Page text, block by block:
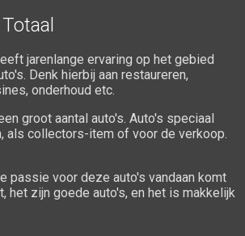
jarenlange ervaring op het gebied
Denk hierbij aan restaureren,
onderhoud etc.
groot aantal auto's. Auto's speciaal
als collectors-item of voor de verkoop.
passie voor deze auto's vandaan komt
het zijn goede auto's, en het is makkelijk